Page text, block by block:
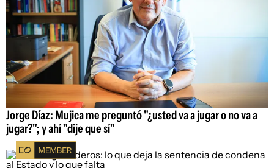
Jorge Díaz: Mujica me preguntó "¿usted va a jugar o no va a
jugar?"; y ahí "dije que sí"